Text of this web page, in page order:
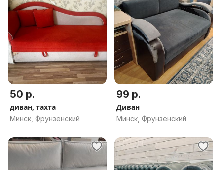
50 р.
диван, тахта
Минск, Фрунзенский
99 р.
Диван
Минск, Фрунзенский